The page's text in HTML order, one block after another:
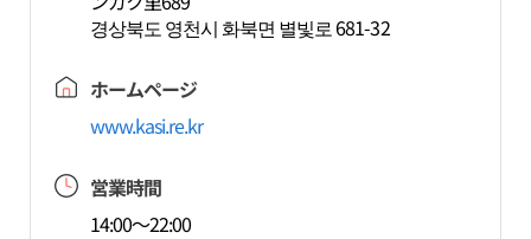
경상북도 영천시 화북면 별빛로 681-32
ホームページ
www.kasi.re.kr
営業時間
14:00～22:00